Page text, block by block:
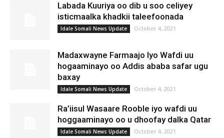
Labada Kuuriya oo dib u soo celiyey
isticmaalka khadkii taleefoonada
Idale Somali News Update October 4, 2021
Madaxwayne Farmaajo Iyo Wafdi uu
hogaaminayo oo Addis ababa safar ugu
baxay
Idale Somali News Update October 4, 2021
Ra’iisul Wasaare Rooble iyo wafdi uu
hoggaaminayo oo u dhoofay dalka Qatar
Idale Somali News Update October 4, 2021